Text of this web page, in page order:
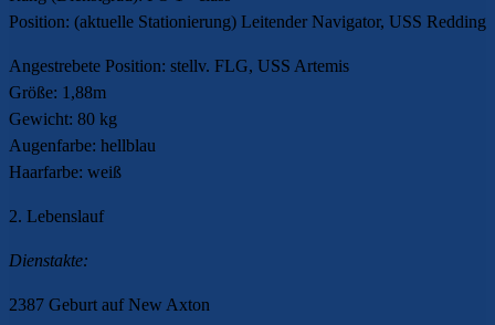
Position: (aktuelle Stationierung) Leitender Navigator, USS Redding
Angestrebete Position: stellv. FLG, USS Artemis
Größe: 1,88m
Gewicht: 80 kg
Augenfarbe: hellblau
Haarfarbe: weiß
2. Lebenslauf
Dienstakte:
2387 Geburt auf New Axton